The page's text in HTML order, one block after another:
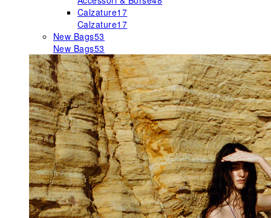
Calzature17
Calzature17
New Bags53
New Bags53